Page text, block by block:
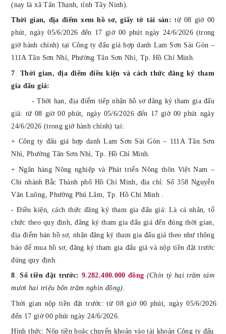
(nay là xã Tân Thạnh, tỉnh Tây Ninh).
Thời gian, địa điểm xem hồ sơ, giấy tờ tài sản: từ 08 giờ 00
phút, ngày05/6/2026 đến 17 giờ 00 phút ngày 24/6/2026 (trong
giờ hành chính) tại Công ty đấu giá hợp danh Lam Sơn Sài Gòn –
111A Tân Sơn Nhì, Phường Tân Sơn Nhì, Tp. Hồ Chí Minh.
7 Thời gian, địa điểm điều kiện và cách thức đăng ký tham
gia đấu giá:
- Thời hạn, địa điểm tiếp nhận hồ sơ đăng ký tham gia đấu
giá: từ08 giờ00 phút, ngày 05/6/2026 đến 1 7 giờ 00 phút ngày
24/6/2026 (trong giờ hành chính) tại:
+ Công ty đấu giá hợp danh Lam Sơn Sài Gòn – 111ATân Sơn
Nhì, Phường Tân Sơn Nhì, Tp. Hồ Chí Minh.
+Ngân hàng Nông nghiệp và Phát triển Nông thôn Việt Nam –
Chi nhánh Bắc Thành phố Hồ Chí Minh
, địa chỉ: Số 358 Nguyễn
Văn Luông, Phường Phú Lâm, Tp. Hồ Chí Minh .
-Điều kiện, cách thức đăng ký tham gia đấu giá: Là cá nhân, tổ
chức theo quy định, đăng ký tham gia đấu giá đến đúng thời gian,
địa điểm bán hồ sơ, nhận đăng ký tham gia đấu giá theo như thông
báo để mua hồ sơ, đăng ký tham gia đấu giá và nộp tiền đặt trước
đúng quy định.
8.Số tiền đặt trước:9.282.400.000 đồng (Chín tỷ hai trăm tám
mươi hai triệu bốn trăm nghìn đồng).
Thời gian nộp tiền đặt trước: từ08 giờ 00 phút, ngày 05/6/2026
đến 1 7 giờ00 phút ngày 24/6/2026.
Hình thức:Nộp tiền hoặc chuyển khoản vàotài khoản Công ty đấu